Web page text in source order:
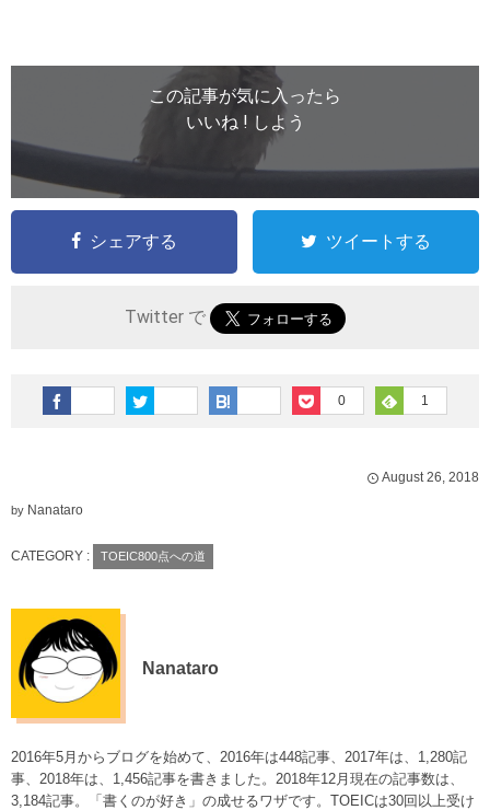
この記事が気に入ったら
いいね ! しよう
シェアする ツイートする
Twitter で
0 1
August 26 2018
by Nanataro
CATEGORY : TOEIC800点への道
Nanataro
2016年5月からブログを始めて、2016年は448記事、2017年は、1,280記
事、2018年は、1,456記事を書きました。2018年12月現在の記事数は、
3,184記事。「書くのが好き」の成せるワザです。TOEICは30回以上受け